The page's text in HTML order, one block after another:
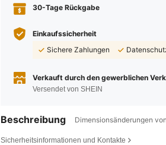
30-Tage Rückgabe
Einkaufssicherheit
Sichere Zahlungen
Verkauft durch den gewerblichen
Versendet von SHEIN
Beschreibung Dimensionsänderungen
Sicherheitsinformationen und Kontakte